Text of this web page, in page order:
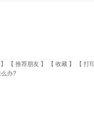
【 推荐朋友 】 【 收藏 】 【 打
办?